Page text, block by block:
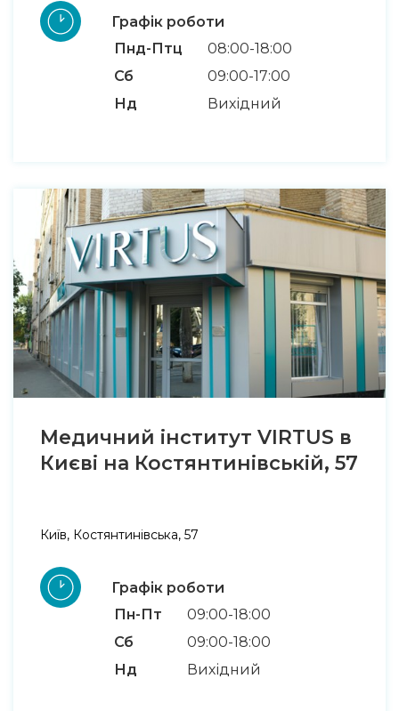
Графік роботи
Пнд-Птц
08:00-18:00
Сб
09:00-17:00
Нд
Вихідний
Медичний інститут VIRTUS в
Києві на Костянтинівській, 57
Київ, Костянтинівська, 57
Графік роботи
Пн-Пт
09:00-18:00
Сб
09:00-18:00
Нд
Вихідний